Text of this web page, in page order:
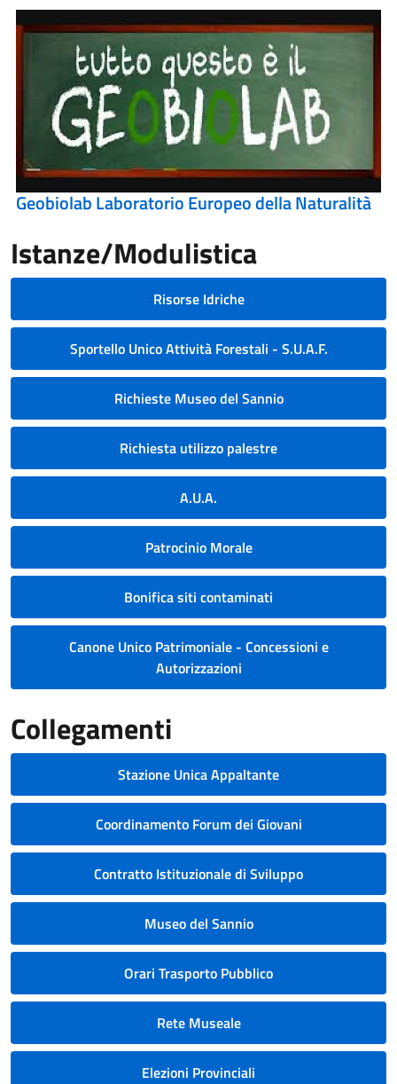
Geobiolab Laboratorio Europeo della Naturalità
Istanze/Modulistica
Risorse Idriche
Sportello Unico Attività Forestali - S.U.A.F.
Richieste Museo del Sannio
Richiesta utilizzo palestre
A.U.A.
Patrocinio Morale
Bonifica siti contaminati
Canone Unico Patrimoniale - Concessioni e
Autorizzazioni
Collegamenti
Stazione Unica Appaltante
Coordinamento Forum dei Giovani
Contratto Istituzionale di Sviluppo
Museo del Sannio
Orari Trasporto Pubblico
Rete Museale
Elezioni Provinciali